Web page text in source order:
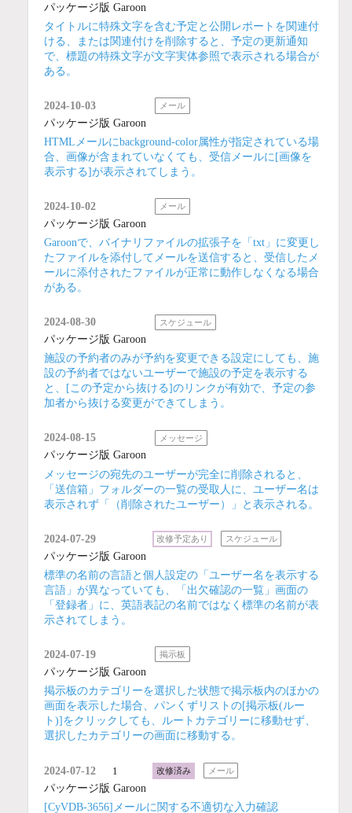
パッケージ版 Garoon
タイトルに特殊文字を含む予定と公開レポートを関連付
ける、または関連付けを削除すると、予定の更新通知
で、標題の特殊文字が文字実体参照で表示される場合が
ある。
2024-10-03 メール
パッケージ版 Garoon
HTMLメールにbackground-color属性が指定されている場
合、画像が含まれていなくても、受信メールに[画像を
表示する]が表示されてしまう。
2024-10-02 メール
パッケージ版 Garoon
Garoonで、バイナリファイルの拡張子を「txt」に変更し
たファイルを添付してメールを送信すると、受信したメ
ールに添付されたファイルが正常に動作しなくなる場合
がある。
2024-08-30 スケジュール
パッケージ版 Garoon
施設の予約者のみが予約を変更できる設定にしても、施
設の予約者ではないユーザーで施設の予定を表示する
と、[この予定から抜ける]のリンクが有効で、予定の参
加者から抜ける変更ができてしまう。
2024-08-15 メッセージ
パッケージ版 Garoon
メッセージの宛先のユーザーが完全に削除されると、
「送信箱」フォルダーの一覧の受取人に、ユーザー名は
表示されず「（削除されたユーザー）」と表示される。
2024-07-29 改修予定あり スケジュール
パッケージ版 Garoon
標準の名前の言語と個人設定の「ユーザー名を表示する
言語」が異なっていても、「出欠確認の一覧」画面の
「登録者」に、英語表記の名前ではなく標準の名前が表
示されてしまう。
2024-07-19 掲示板
パッケージ版 Garoon
掲示板のカテゴリーを選択した状態で掲示板内のほかの
画面を表示した場合、パンくずリストの[掲示板(ルー
ト)]をクリックしても、ルートカテゴリーに移動せず、
選択したカテゴリーの画面に移動する。
2024-07-12 1 改修済み メール
パッケージ版 Garoon
[CyVDB-3656]メールに関する不適切な入力確認